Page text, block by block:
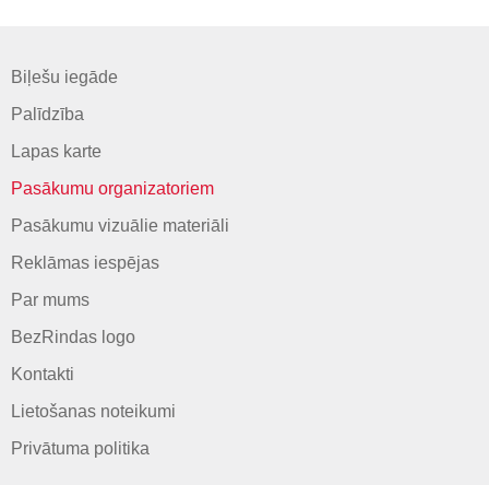
Biļešu iegāde
Palīdzība
Lapas karte
Pasākumu organizatoriem
Pasākumu vizuālie materiāli
Reklāmas iespējas
Par mums
BezRindas logo
Kontakti
Lietošanas noteikumi
Privātuma politika